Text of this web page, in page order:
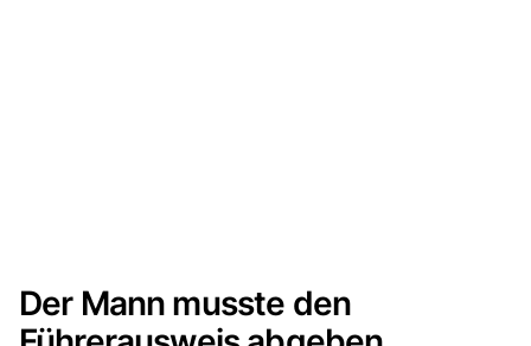
Der Mann musste den